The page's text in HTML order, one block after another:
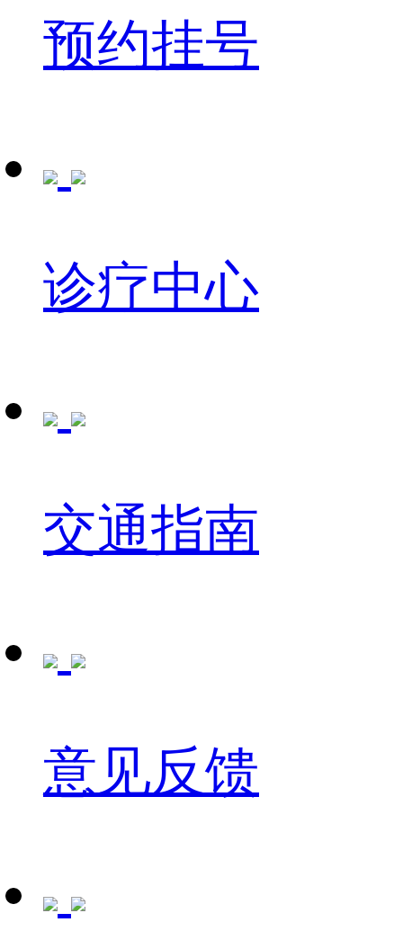
预约挂号
诊疗中心
交通指南
意见反馈